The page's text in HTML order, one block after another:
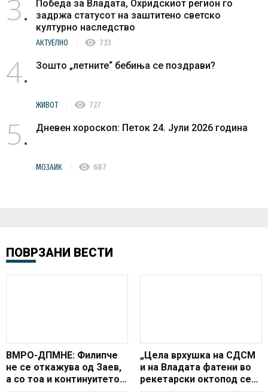
3
Победа за Владата, Охридскиот регион го
задржа статусот на заштитено светско
културно наследство
АКТУЕЛНО visibility 733
4 Зошто „летните“ бебиња се поздрави?
ЖИВОТ visibility 727
5 Дневен хороскоп: Петок 24. Јули 2026 година
МОЗАИК visibility 687
ПОВРЗАНИ ВЕСТИ
ВМРО-ДПМНЕ: Филипче
не се откажува од Заев,
а со тоа и континуитетот
„Цела врхушка на СДСМ
и на Владата фатени во
рекетарски октопод сега